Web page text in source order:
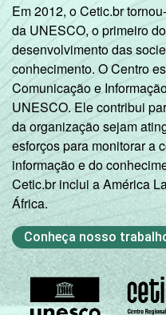
Em 2012, o Cetic.br
da UNESCO, o primeiro
desenvolvimento das
conhecimento. O Centro
Comunicação e
UNESCO. Ele contribui
da organização sejam
esforços para monitorar a
informação e do
Cetic.br inclui a América
África.
Conheça nosso